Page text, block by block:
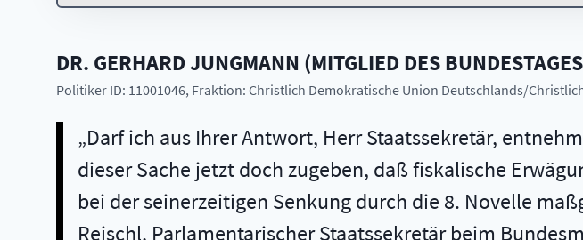
DR. GERHARDJUNGMANN (MITGLIED DES BUNDESTAGES
Politiker ID: 11001046, Fraktion: Christlich Demokratische Union Deutschlands/
Darf ich aus Ihrer Antwort, Herr Staatssekretär,
dieser Sache jetzt doch zugeben, daß fiskalische
bei der seinerzeitigen Senkung durch die 8. Novelle
Reischl, Parlamentarischer Staatssekretär beim